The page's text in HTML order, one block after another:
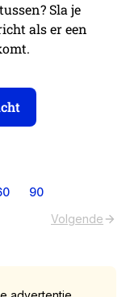
Sla je
als er een
90
Volgende